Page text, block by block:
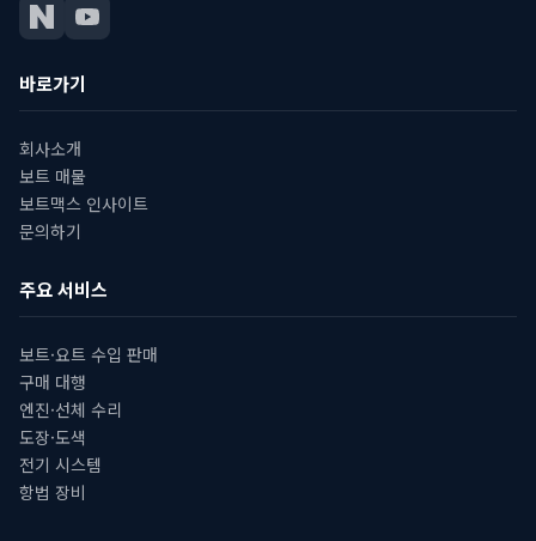
바로가기
회사소개
보트 매물
보트맥스 인사이트
문의하기
주요 서비스
보트·요트 수입 판매
구매 대행
엔진·선체 수리
도장·도색
전기 시스템
항법 장비